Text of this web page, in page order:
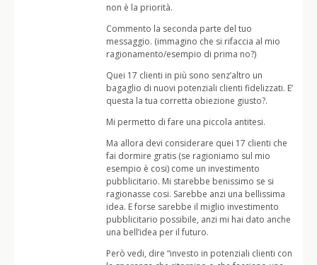
non è la priorità.
Commento la seconda parte del tuo
messaggio. (immagino che si rifaccia al mio
ragionamento/esempio di prima no?)
Quei 17 clienti in più sono senz’altro un
bagaglio di nuovi potenziali clienti fidelizzati. E’
questa la tua corretta obiezione giusto?.
Mi permetto di fare una piccola antitesi.
Ma allora devi considerare quei 17 clienti che
fai dormire gratis (se ragioniamo sul mio
esempio è cosi) come un investimento
pubblicitario. Mi starebbe benissimo se si
ragionasse cosi. Sarebbe anzi una bellissima
idea. E forse sarebbe il miglio investimento
pubblicitario possibile, anzi mi hai dato anche
una bell’idea per il futuro.
Però vedi, dire “investo in potenziali clienti con